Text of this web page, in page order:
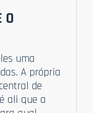
O
uma
A própria
de
ali que a